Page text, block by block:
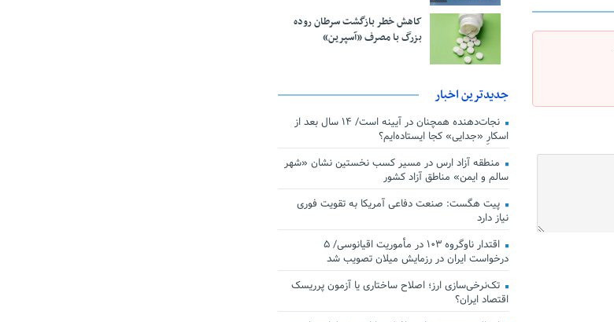
کاهش خطر بازگشت سرطان روده
بزرگ با مصرف «آسپرین»
جدیدترین اخبار
نجات‌دهنده‌ همچنان در آیینه است/ ۱۴ سال بعد از
اسکارِ «جدایی» کجا ایستاده‌ایم؟
منطقه آزاد ارس در مسیر کسب نخستین نشان «شهر
سالم و ایمن» مناطق آزاد کشور
پیت هگست: صنعت دفاعی آمریکا به تقویت فوری
نیاز دارد
اقتدار ناوگروه ۱۰۳ در مأموریت‌ اقیانوسی/ ۵
درخواست ایران در رزمایش میلان تصویب شد
تک‌نرخی‌سازی ارز؛ اصلاح ساختاری یا آزمون پرریسک
اقتصاد ایران؟